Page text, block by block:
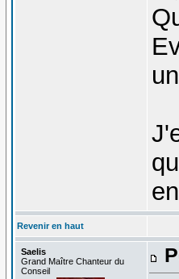
Revenir en haut
Saelis
Grand Maître Chanteur du
Conseil